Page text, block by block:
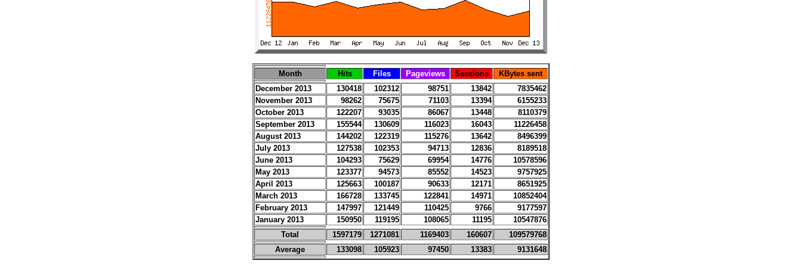
Month Hits Files Pageviews Sessions
KBytes sent
December 2013
130418 102312 98751 13842
7835462
November 2013
98262 75675 71103 13394
6155233
October 2013
122207 93035 86067 13448
8110379
September 2013
155544 130609 116023 16043
11226458
August 2013
144202 122319 115276 13642
8496399
July 2013
127538 102353 94713 12836
8189518
June 2013
104293 75629 69954 14776
10578596
May 2013
123377 94573 85552 14523
9757925
April 2013
125663 100187 90633 12171
8651925
March 2013
166728 133745 122841 14971
10852404
February 2013
147997 121449 110425 9766
9177597
January 2013
150950 119195 108065 11195
10547876
Total
1597179 1271081 1169403 160607
109579768
Average
133098 105923 97450 13383 9131648